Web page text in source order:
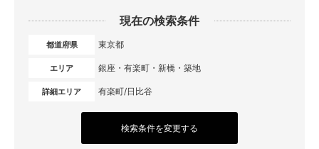
現在の検索条件
都道府県 東京都
エリア 銀座・有楽町・新橋・築地
詳細エリア 有楽町/日比谷
検索条件を変更する